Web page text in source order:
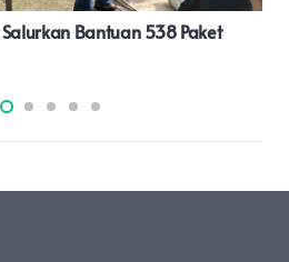
Sejak Dini, Polresta Tidore
” Di SMAN 3 Tidore